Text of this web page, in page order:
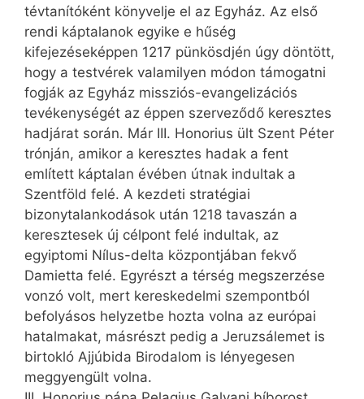
tévtanítóként könyvelje el az Egyház. Az első
rendi káptalanok egyike e hűség
kifejezéseképpen 1217 pünkösdjén úgy döntött,
hogy a testvérek valamilyen módon támogatni
fogják az Egyház missziós-evangelizációs
tevékenységét az éppen szerveződő keresztes
hadjárat során. Már III. Honorius ült Szent Péter
trónján, amikor a keresztes hadak a fent
említett káptalan évében útnak indultak a
Szentföld felé. A kezdeti stratégiai
bizonytalankodások után 1218 tavaszán a
keresztesek új célpont felé indultak, az
egyiptomi Nílus-delta központjában fekvő
Damietta felé. Egyrészt a térség megszerzése
vonzó volt, mert kereskedelmi szempontból
befolyásos helyzetbe hozta volna az európai
hatalmakat, másrészt pedig a Jeruzsálemet is
birtokló Ajjú­bida Birodalom is lényegesen
meggyengült volna.